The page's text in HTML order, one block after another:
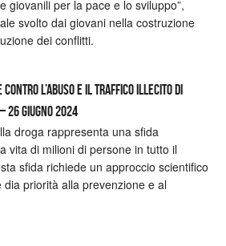
giovanili per la pace e lo sviluppo”,
svolto dai giovani nella costruzione
dei conflitti.
l’Abuso e il Traffico Illecito di
26 giugno 2024
droga rappresenta una sfida
vita di milioni di persone in tutto il
sfida richiede un approccio scientifico
priorità alla prevenzione e al